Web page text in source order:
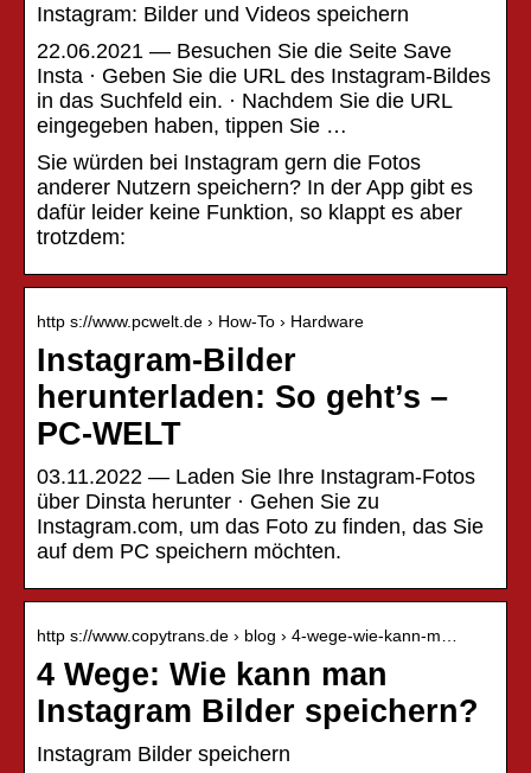
Instagram: Bilder und Videos speichern
22.06.2021 — Besuchen Sie die Seite Save
Insta · Geben Sie die URL des Instagram-Bildes
in das Suchfeld ein. · Nachdem Sie die URL
eingegeben haben, tippen Sie …
Sie würden bei Instagram gern die Fotos
anderer Nutzern speichern? In der App gibt es
dafür leider keine Funktion, so klappt es aber
trotzdem:
http s://www.pcwelt.de › How-To › Hardware
Instagram-Bilder
herunterladen: So geht’s –
PC-WELT
03.11.2022 — Laden Sie Ihre Instagram-Fotos
über Dinsta herunter · Gehen Sie zu
Instagram.com, um das Foto zu finden, das Sie
auf dem PC speichern möchten.
http s://www.copytrans.de › blog › 4-wege-wie-kann-m…
4 Wege: Wie kann man
Instagram Bilder speichern?
Instagram Bilder speichern